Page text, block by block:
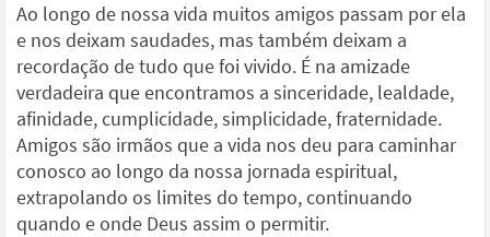
Ao longo de nossa vida muitos amigos passam por ela
e nos deixam saudades, mas também deixam a
recordação de tudo que foi vivido. É na amizade
verdadeira que encontramos a sinceridade, lealdade,
afinidade, cumplicidade, simplicidade, fraternidade.
Amigos são irmãos que a vida nos deu para caminhar
conosco ao longo da nossa jornada espiritual,
extrapolando os limites do tempo, continuando
quando e onde Deus assim o permitir.